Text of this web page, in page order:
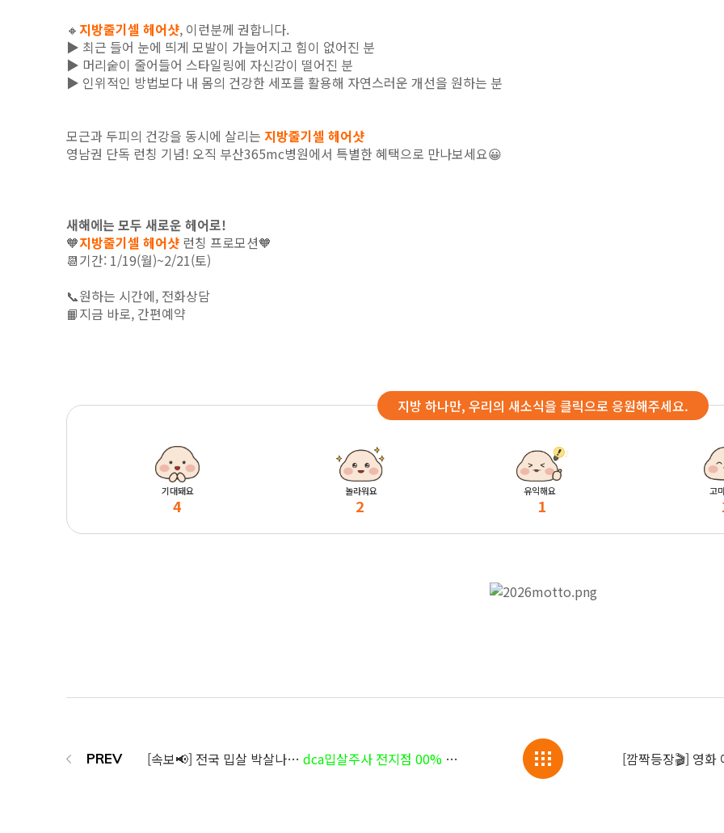
🔸지방줄기셀 헤어샷, 이런분께 권합니다.
▶ 최근 들어 눈에 띄게 모발이 가늘어지고 힘이 없어진 분
▶ 머리숱이 줄어들어 스타일링에 자신감이 떨어진 분
▶ 인위적인 방법보다 내 몸의 건강한 세포를 활용해 자연스러운 개선을 원하는 분
모근과 두피의 건강을 동시에 살리는 지방줄기셀 헤어샷
영남권 단독 런칭 기념! 오직 부산365mc병원에서 특별한 혜택으로 만나보세요😀
새해에는 모두 새로운 헤어로!
🧡지방줄기셀 헤어샷 런칭 프로모션🧡
📆기간: 1/19(월)~2/21(토)
📞원하는 시간에, 전화상담
📙지금 바로, 간편예약
지방 하나만, 우리의 새소식을 클릭으로 응원해주세요.
기대돼요
4
놀라워요
2
유익해요
1
고
[속보📢] 전국 밉살 박살나… dca밉살주사 전지점 00% OFF 프로모션 2/14 종료🔥 [깜짝등장🎬] 영